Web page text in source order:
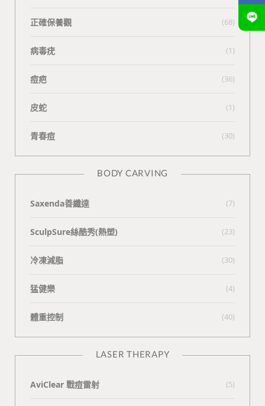
正確保養觀 (68)
病毒疣 (1)
痘疤 (36)
皮蛇 (1)
青春痘 (30)
BODY CARVING
Saxenda善纖達 (7)
SculpSure絲酷秀(熱塑) (23)
冷凍減脂 (30)
猛健樂 (4)
體重控制 (40)
LASER THERAPY
AviClear 戰痘雷射 (5)